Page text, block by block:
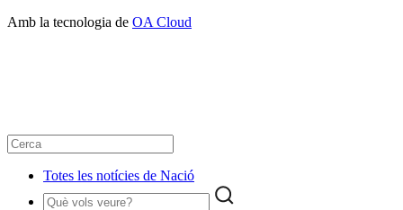
Amb la tecnologia de OA Cloud
Totes les notícies de Nació